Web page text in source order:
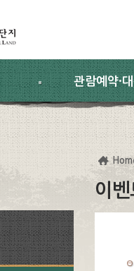
관람예약·
이벤